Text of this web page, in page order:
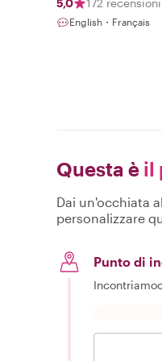
English・Français
Questa è il
Dai un'occhiata
personalizzare
Punto di